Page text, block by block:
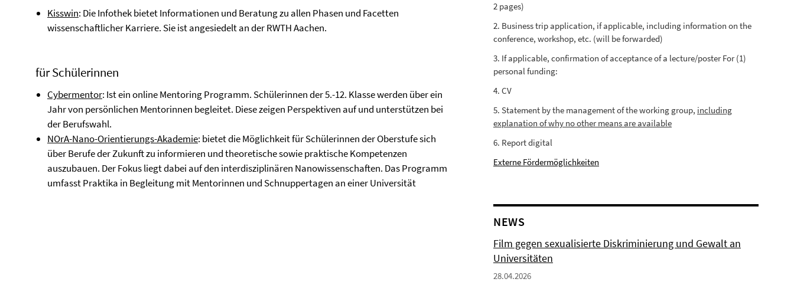
Kisswin: Die Infothek bietet Informationen und Beratung zu allen Phasen und Facetten
wissenschaftlicher Karriere. Sie ist angesiedelt an der RWTH Aachen.
für Schülerinnen
Cybermentor: Ist ein online Mentoring Programm. Schülerinnen der 5.-12. Klasse werden über ein
Jahr von persönlichen Mentorinnen begleitet. Diese zeigen Perspektiven auf und unterstützen bei
der Berufswahl.
NOrA-Nano-Orientierungs-Akademie: bietet die Möglichkeit für Schülerinnen der Oberstufe sich
über Berufe der Zukunft zu informieren und theoretische sowie praktische Kompetenzen
auszubauen. Der Fokus liegt dabei auf den interdisziplinären Nanowissenschaften. Das Programm
umfasst Praktika in Begleitung mit Mentorinnen und Schnuppertagen an einer Universität
2 pages)
2. Business trip application, if applicable, including information on the
conference, workshop, etc. (will be forwarded)
3. If applicable, confirmation of acceptance of a lecture/poster For (1)
personal funding:
4. CV
5. Statement by the management of the working group, including
explanation of why no other means are available
6. Report digital
Externe Fördermöglichkeiten
NEWS
Film gegen sexualisierte Diskriminierung und Gewalt an
Universitäten
28.04.2026